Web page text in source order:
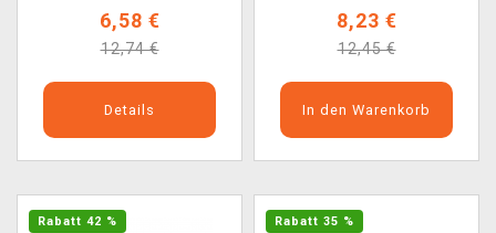
6,58 €
12,74 €
Details
8,23 €
12,45 €
In den Warenkorb
Rabatt 42 % Rabatt 35 %